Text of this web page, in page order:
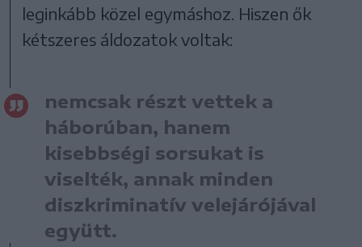
leginkább közel egymáshoz. Hiszen ők
kétszeres áldozatok voltak:
nemcsak részt vettek a
háborúban, hanem
kisebbségi sorsukat is
viselték, annak minden
diszkriminatív velejárójával
együtt.